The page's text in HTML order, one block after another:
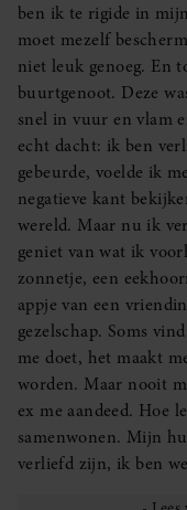
ben ik te rigide in
moet mezelf
niet leuk genoeg. En
buurtgenoot. Deze
snel in vuur en vlam
echt dacht: ik ben
gebeurde, voelde ik
negatieve kant
wereld. Maar nu ik
geniet van wat ik
zonnetje, een
appje van een
gezelschap. Soms
me doet, het maakt
worden. Maar nooit
ex me aandeed. Hoe
samenwonen. Mijn
verliefd zijn, ik ben